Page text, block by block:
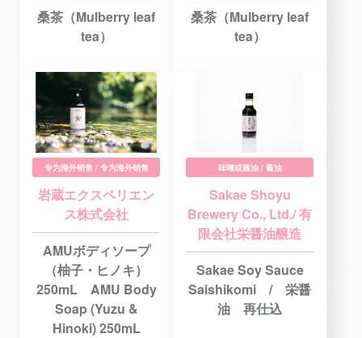
桑茶（Mulberry leaf
tea）
桑茶（Mulberry leaf
tea）
专为海外销售 / 专为海外销售
岩蔵エクスペリエン
ス株式会社
AMUボディソープ
（柚子・ヒノキ）
250mL AMU Body
Soap (Yuzu &
Hinoki) 250mL
味噌或酱油 / 酱油
Sakae Shoyu
Brewery Co., Ltd./ 有
限会社栄醤油醸造
Sakae Soy Sauce
Saishikomi / 栄醤
油 再仕込